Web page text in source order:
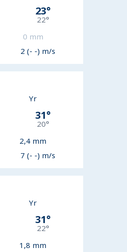
23°
22°
0 mm
2 (- -) m/s
Yr
31°
20°
2,4 mm
7 (- -) m/s
Yr
31°
22°
1,8 mm